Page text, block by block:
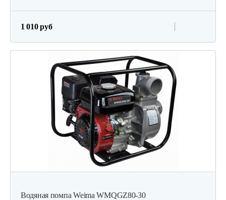
1 010 руб
Водяная помпа Weima WMQGZ80-30